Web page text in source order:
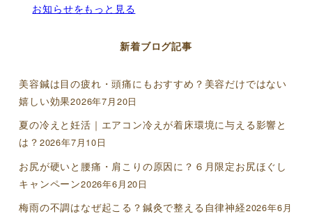
お知らせをもっと見る
新着ブログ記事
美容鍼は目の疲れ・頭痛にもおすすめ？美容だけではない
嬉しい効果2026年7月20日
夏の冷えと妊活｜エアコン冷えが着床環境に与える影響と
は？ 2026年7月10日
お尻が硬いと腰痛・肩こりの原因に？６月限定お尻ほぐし
キャンペーン2026年6月20日
梅雨の不調はなぜ起こる？鍼灸で整える自律神経2026年6月